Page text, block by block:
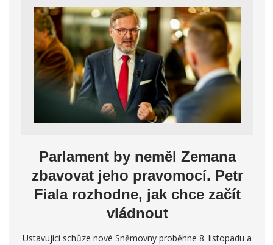
Parlament by neměl Zemana
zbavovat jeho pravomocí. Petr
Fiala rozhodne, jak chce začít
vládnout
Ustavující schůze nové Sněmovny proběhne 8. listopadu a